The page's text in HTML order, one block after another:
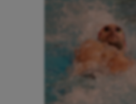
Flag football
Football américain
Futsal